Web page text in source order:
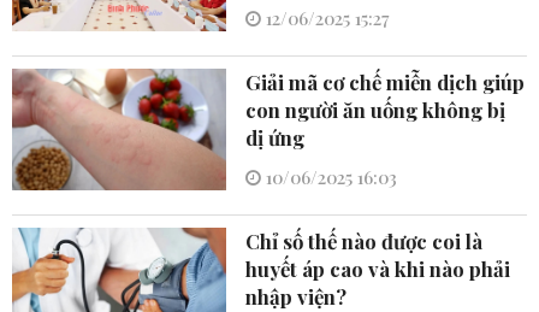
12/06/2025 15:27
Giải mã cơ chế miễn dịch giúp
con người ăn uống không bị
dị ứng
10/06/2025 16:03
Chỉ số thế nào được coi là
huyết áp cao và khi nào phải
nhập viện?